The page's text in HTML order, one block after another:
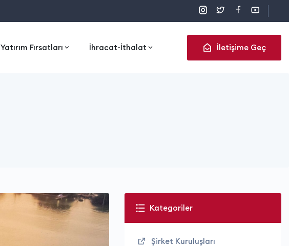
Yatırım Fırsatları İhracat-İthalat İletişime Geç
Kategoriler
Şirket Kuruluşları